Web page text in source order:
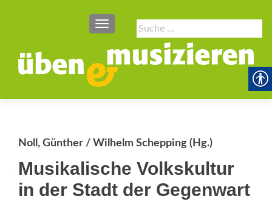
Suche
nach:
SCHALTE NAVIGATION
Noll, Günther / Wilhelm Schepping (Hg.)
Musikalische Volkskultur
in der Stadt der Gegenwart